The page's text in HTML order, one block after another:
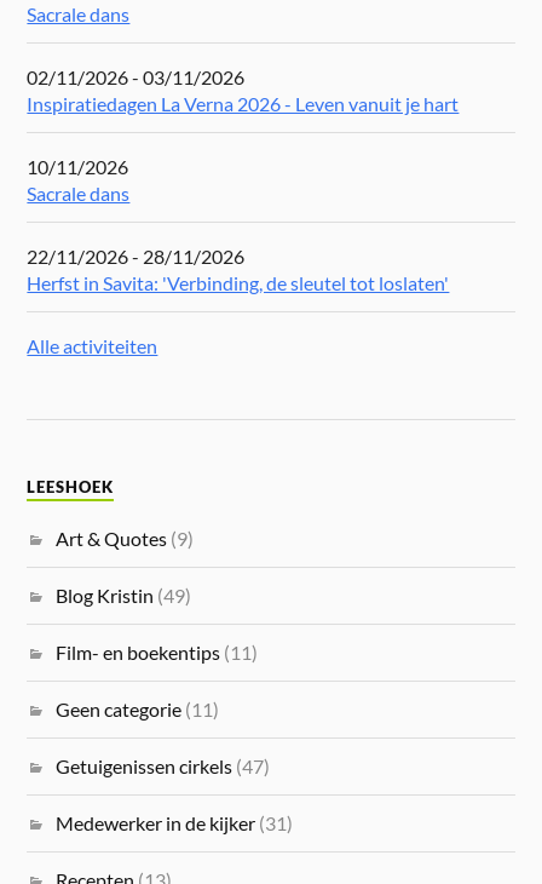
Sacrale dans
02/11/2026 - 03/11/2026
Inspiratiedagen La Verna 2026 - Leven vanuit je hart
10/11/2026
Sacrale dans
22/11/2026 - 28/11/2026
Herfst in Savita: 'Verbinding, de sleutel tot loslaten'
Alle activiteiten
LEESHOEK
Art & Quotes (9)
Blog Kristin (49)
Film- en boekentips (11)
Geen categorie (11)
Getuigenissen cirkels (47)
Medewerker in de kijker (31)